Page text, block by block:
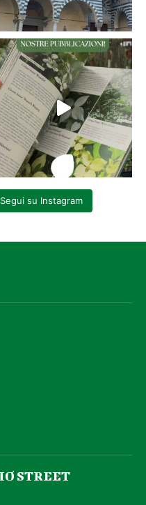
Segui su Instagram
STREET